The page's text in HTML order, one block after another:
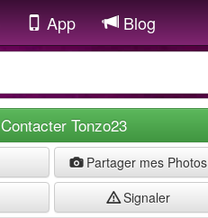
App Blog
Contacter Tonzo23
Partager mes Photos
Signaler